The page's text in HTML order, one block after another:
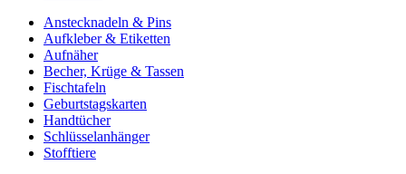
Anstecknadeln & Pins
Aufkleber & Etiketten
Aufnäher
Becher, Krüge & Tassen
Fischtafeln
Geburtstagskarten
Handtücher
Schlüsselanhänger
Stofftiere